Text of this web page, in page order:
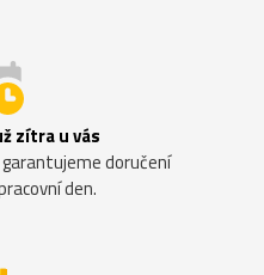
zítra u vás
doručení
den.